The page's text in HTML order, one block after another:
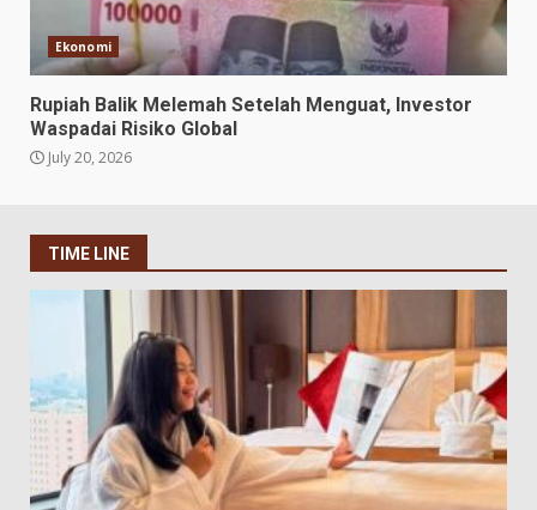
Ekonomi
Rupiah Balik Melemah Setelah Menguat, Investor
Waspadai Risiko Global
July 20, 2026
TIME LINE